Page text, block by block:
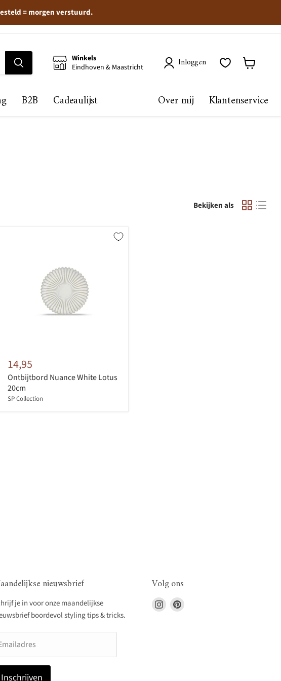
= morgen verstuurd.
Winkels
Eindhoven & Maastricht
Inloggen
B2B Cadeaulijst Over mij Klantenservice
Bekijken als
14,95
Ontbijtbord Nuance White Lotus
20cm
SP Collection
nieuwsbrief
je in voor onze maandelijkse
boordevol styling tips & tricks.
Inschrijven
Volg ons
Vind
ons
Vind